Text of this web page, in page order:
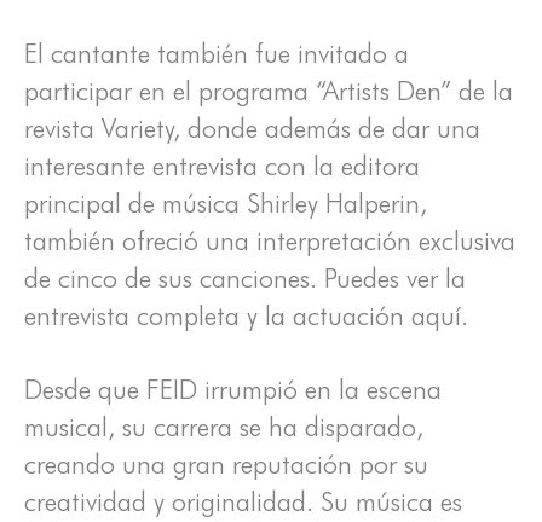
El cantante también fue invitado a
participar en el programa “Artists Den” de la
revista Variety, donde además de dar una
interesante entrevista con la editora
principal de música Shirley Halperin,
también ofreció una interpretación exclusiva
de cinco de sus canciones. Puedes ver la
entrevista completa y la actuación aquí.
Desde que FEID irrumpió en la escena
musical, su carrera se ha disparado,
creando una gran reputación por su
creatividad y originalidad. Su música es